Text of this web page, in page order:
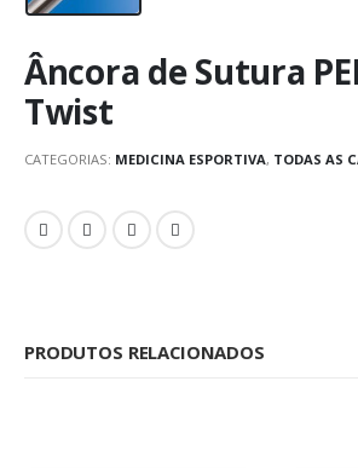
Âncora de Sutura
Twist
CATEGORIAS: MEDICINA ESPORTIVA, TODAS AS
PRODUTOS RELACIONADOS